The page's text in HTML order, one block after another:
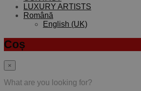
LUXURY ARTISTS
Română
English (UK)
Coș
×
What are you looking for?